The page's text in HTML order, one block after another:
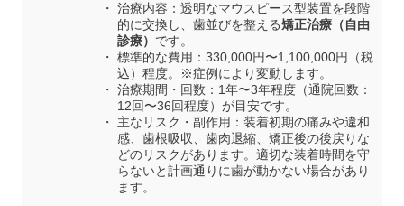
治療内容：透明なマウスピース型装置を段階
的に交換し、歯並びを整える矯正治療（自由
診療） です。
標準的な費用：330,000円〜1,100,000円（税
込）程度。※症例により変動します。
治療期間・回数：1年〜3年程度（通院回数：
12回〜36回程度）が目安です。
主なリスク・副作用：装着初期の痛みや違和
感、歯根吸収、歯肉退縮、矯正後の後戻りな
どのリスクがあります。適切な装着時間を守
らないと計画通りに歯が動かない場合があり
ます。